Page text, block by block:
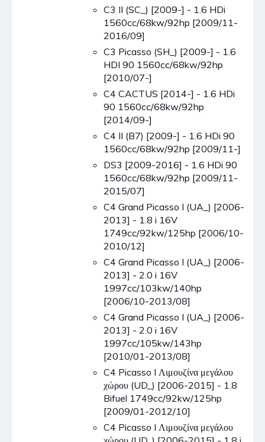
C3 II (SC_) [2009-] - 1.6 HDi
1560cc/68kw/92hp [2009/11-
2016/09]
C3 Picasso (SH_) [2009-] - 1.6
HDI 90 1560cc/68kw/92hp
[2010/07-]
C4 CACTUS [2014-] - 1.6 HDi
90 1560cc/68kw/92hp
[2014/09-]
C4 II (B7) [2009-] - 1.6 HDi 90
1560cc/68kw/92hp [2009/11-]
DS3 [2009-2016] - 1.6 HDi 90
1560cc/68kw/92hp [2009/11-
2015/07]
C4 Grand Picasso I (UA_) [2006-
2013] - 1.8 i 16V
1749cc/92kw/125hp [2006/10-
2010/12]
C4 Grand Picasso I (UA_) [2006-
2013] - 2.0 i 16V
1997cc/103kw/140hp
[2006/10-2013/08]
C4 Grand Picasso I (UA_) [2006-
2013] - 2.0 i 16V
1997cc/105kw/143hp
[2010/01-2013/08]
C4 Picasso I Λιμουζίνα μεγάλου
χώρου (UD_) [2006-2015] - 1.8
Bifuel 1749cc/92kw/125hp
[2009/01-2012/10]
C4 Picasso I Λιμουζίνα μεγάλου